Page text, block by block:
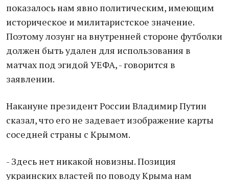
показалось нам явно политическим, имеющим
историческое и милитаристское значение.
Поэтому лозунг на внутренней стороне футболки
должен быть удален для использования в
матчах под эгидой УЕФА, - говорится в
заявлении.
Накануне президент России Владимир Путин
сказал, что его не задевает изображение карты
соседней страны с Крымом.
- Здесь нет никакой новизны. Позиция
украинских властей по поводу Крыма нам